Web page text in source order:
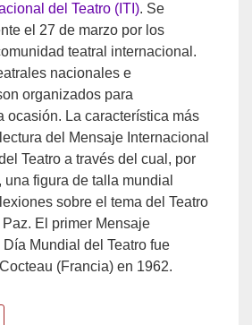
del Teatro (ITI). Se
el 27 de marzo por los
teatral internacional.
nacionales e
organizados para
ocasión. La característica más
del Mensaje Internacional
Teatro a través del cual, por
figura de talla mundial
sobre el tema del Teatro
El primer Mensaje
Día Mundial del Teatro fue
(Francia) en 1962.